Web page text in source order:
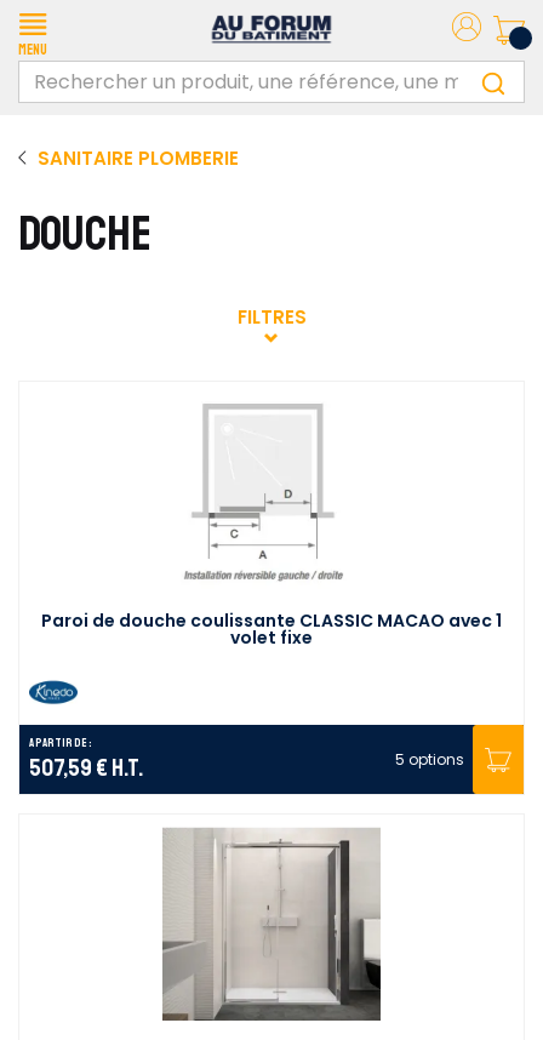
Menu
SANITAIRE PLOMBERIE
DOUCHE
FILTRES
Paroi de douche coulissante CLASSIC MACAO avec 1
volet fixe
A partir de :
507,59 € H.T. 5 options